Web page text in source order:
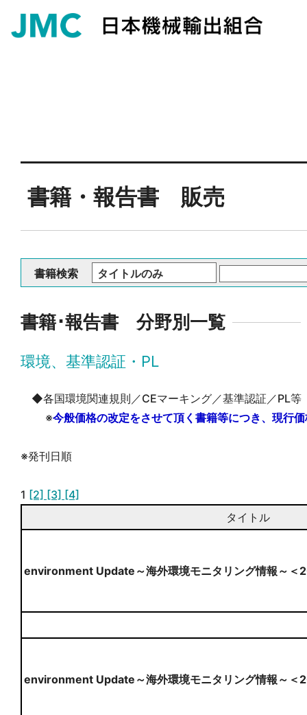
書籍・報告書 販売
書籍検索
書籍･報告書 分野別一覧
環境、基準認証・PL
◆各国環境関連規則／CEマーキング／基準認証／PL等
※今般価格の改定をさせて頂く書籍等につき、現行
※発刊日順
1 [2] [3] [4]
タイトル
environment Update～海外環境モニタリング情報～＜
environment Update～海外環境モニタリング情報～＜